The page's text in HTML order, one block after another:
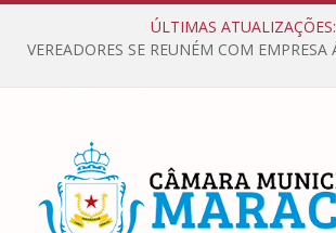
ÚLTIMAS ATUALIZAÇÕES: